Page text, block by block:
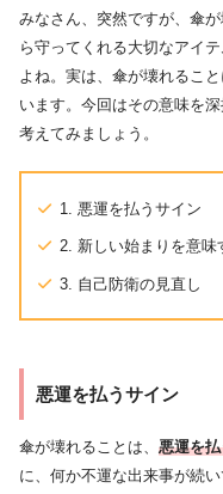
みなさん、突然ですが、傘
ら守ってくれる大切なアイ
よね。実は、傘が壊れるこ
います。今回はその意味を
考えてみましょう。
1. 悪運を払うサイン
2. 新しい始まりを意味
3. 自己防衛の見直し
悪運を払うサイン
傘が壊れることは、 悪運を
に、何か不運な出来事が続